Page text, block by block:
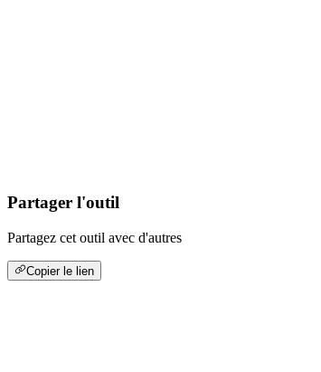
Partager l'outil
Partagez cet outil avec d'autres
Copier le lien